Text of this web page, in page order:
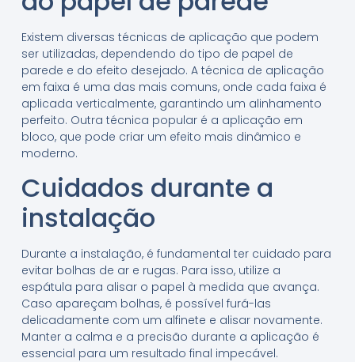
Existem diversas técnicas de aplicação que podem
ser utilizadas, dependendo do tipo de papel de
parede e do efeito desejado. A técnica de aplicação
em faixa é uma das mais comuns, onde cada faixa é
aplicada verticalmente, garantindo um alinhamento
perfeito. Outra técnica popular é a aplicação em
bloco, que pode criar um efeito mais dinâmico e
moderno.
Cuidados durante a
instalação
Durante a instalação, é fundamental ter cuidado para
evitar bolhas de ar e rugas. Para isso, utilize a
espátula para alisar o papel à medida que avança.
Caso apareçam bolhas, é possível furá-las
delicadamente com um alfinete e alisar novamente.
Manter a calma e a precisão durante a aplicação é
essencial para um resultado final impecável.